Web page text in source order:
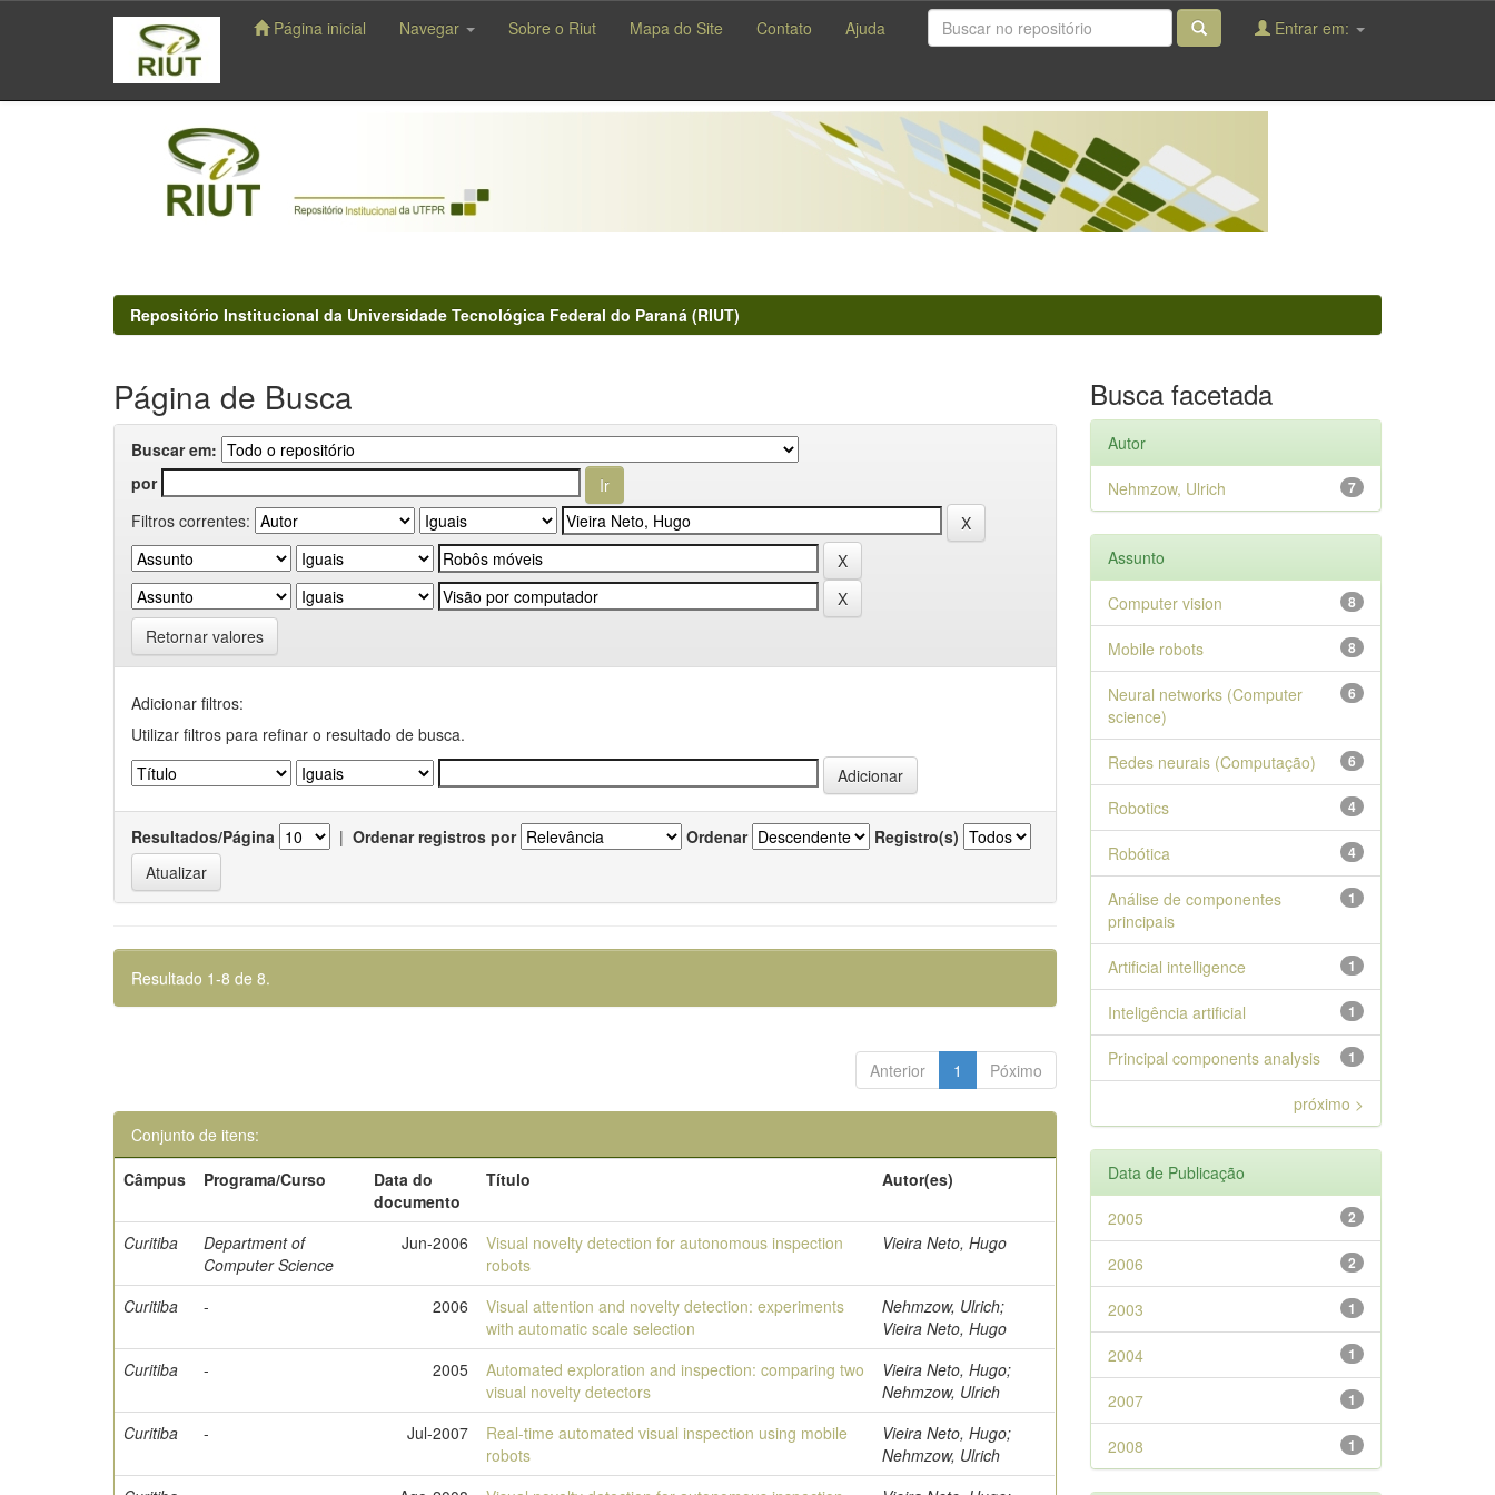
navigation
Página inicial Navegar Sobre o Riut Mapa do Site Contato Ajuda Entrar em:
Repositório Institucional da Universidade Tecnológica Federal do Paraná (RIUT)
Página de Busca
Buscar em:
por
Filtros correntes:
Retornar valores
Adicionar filtros:
Utilizar filtros para refinar o resultado de busca.
Resultados/Página | Ordenar registros por Ordenar Registro(s)
Resultado 1-8 de 8.
Anterior 1 Póximo
Conjunto de itens:
Câmpus
Programa/Curso
Data do
documento
Título Autor(es)
Curitiba
Department of
Computer Science
Jun-2006
Visual novelty detection for autonomous inspection
robots
Vieira Neto, Hugo
Curitiba - 2006
Visual attention and novelty detection: experiments
with automatic scale selection
Nehmzow, Ulrich;
Vieira Neto, Hugo
Curitiba
- 2005
Automated exploration and inspection: comparing two
visual novelty detectors
Vieira Neto, Hugo;
Nehmzow, Ulrich
Curitiba
- Jul-2007
Real-time automated visual inspection using mobile
robots
Vieira Neto, Hugo;
Nehmzow, Ulrich
Busca facetada
Autor
7
Nehmzow, Ulrich
Assunto
8
Computer vision
8
Mobile robots
6
Neural networks (Computer
science)
6
Redes neurais (Computação)
4
Robotics
4
Robótica
1
Análise de componentes
principais
1
Artificial intelligence
1
Inteligência artificial
1
Principal components analysis
próximo >
Data de Publicação
2
2005
2
2006
1
2003
1
2004
1
2007
1
2008